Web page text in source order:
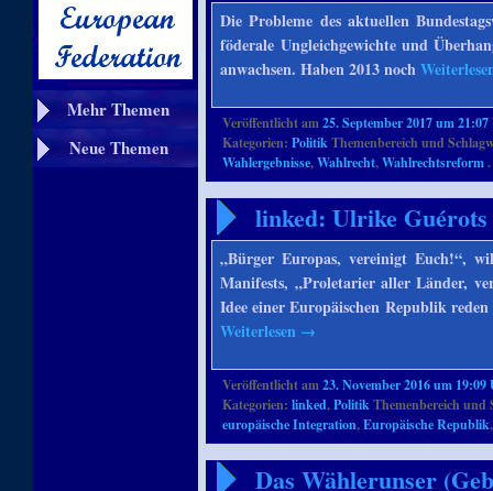
Mehr Themen
Neue Themen
Die Probleme des aktuellen
föderale Ungleichgewichte und
anwachsen. Haben 2013 noch
Veröffentlicht am25. September 2017 um
Kategorien:PolitikThemenbereich und
Wahlergebnisse,Wahlrecht,Wahlrechtsreform.
linked: Ulrike
„Bürger Europas, vereinigt Euch!“,
Manifests, „Proletarier aller Länder,
Idee einer Europäischen Republik
Weiterlesen →
Veröffentlicht am23. November 2016 um 19:09
Kategorien:linked,PolitikThemenbereich und
europäische Integration,Europäische Republik
Das Wählerunser